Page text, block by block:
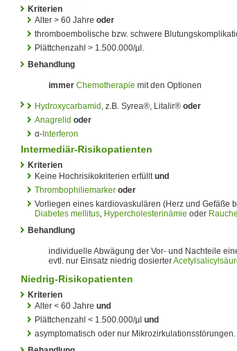
Kriterien
Alter > 60 Jahre oder
thromboembolische bzw. schwere
Plättchenzahl > 1.500.000/µl.
Behandlung
immer Chemotherapie mit den Optionen
Hydroxycarbamid , z.B. Syrea®, Litalir® oder
Anagrelid oder
α- Interferon
Intermediär-Risikopatienten
Kriterien
Keine Hochrisikokriterien erfülltund
Thrombophiliemarker oder
Vorliegen eines kardiovaskulären (Herz und Gefäße
Diabetes mellitus, Hypercholesterinämie oder
Behandlung
individuelle Abwägung der Vor- und Nachteile
evtl. nur Einsatz niedrig dosierter
Niedrig-Risikopatienten
Kriterien
Alter < 60 Jahre und
Plättchenzahl < 1.500.000/µl und
asymptomatisch oder nur Mikrozirkulationsstörungen.